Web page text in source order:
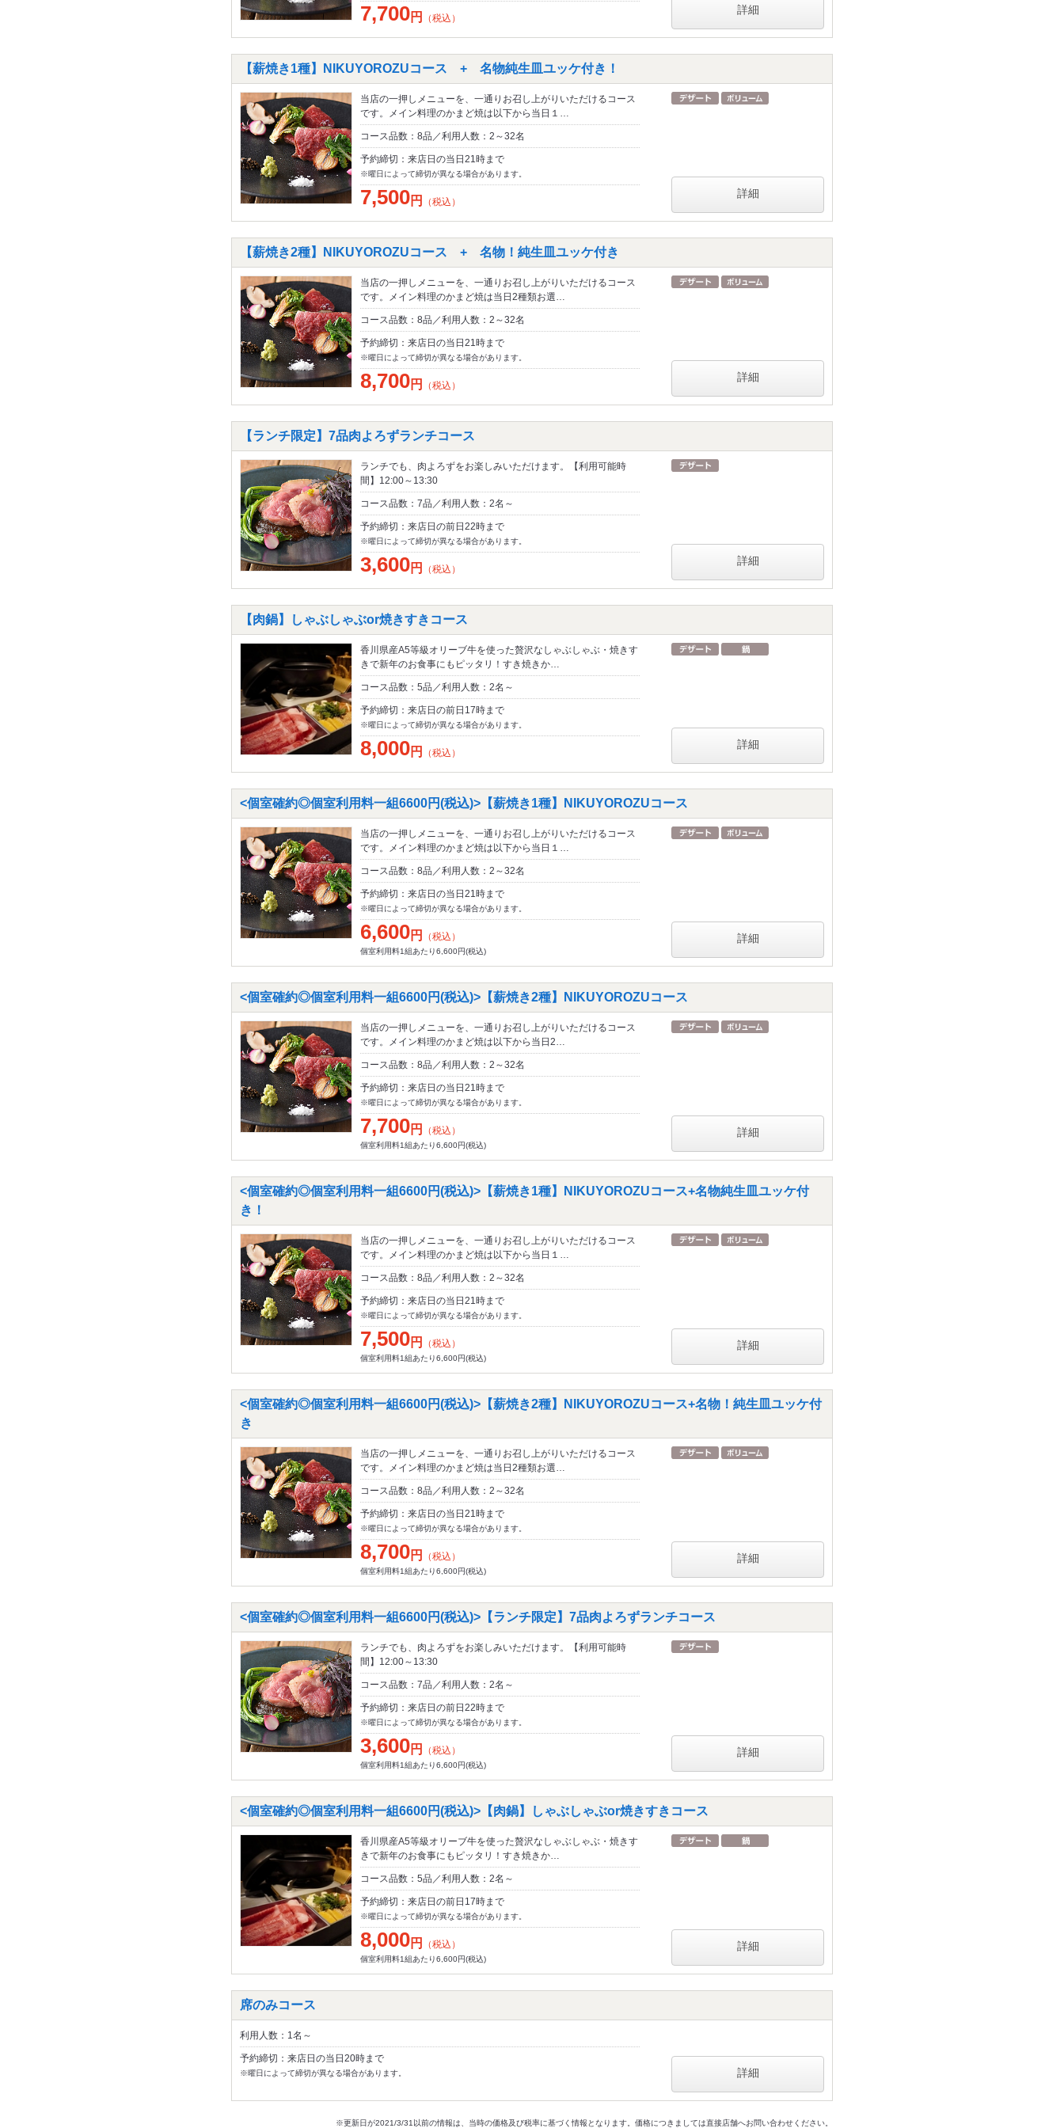
7,700円 （税込）
詳細
【薪焼き1種】NIKUYOROZUコース + 名物純生皿ユッケ付き！
当店の一押しメニューを、一通りお召し上がりいただけるコース
です。メイン料理のかまど焼は以下から当日１…
コース品数：8品／利用人数：2～32名
予約締切：来店日の当日21時まで
※曜日によって締切が異なる場合があります。
7,500円 （税込）
詳細
【薪焼き2種】NIKUYOROZUコース + 名物！純生皿ユッケ付き
当店の一押しメニューを、一通りお召し上がりいただけるコース
です。メイン料理のかまど焼は当日2種類お選…
コース品数：8品／利用人数：2～32名
予約締切：来店日の当日21時まで
※曜日によって締切が異なる場合があります。
8,700円 （税込）
詳細
【ランチ限定】7品肉よろずランチコース
ランチでも、肉よろずをお楽しみいただけます。【利用可能時
間】12:00～13:30
コース品数：7品／利用人数：2名～
予約締切：来店日の前日22時まで
※曜日によって締切が異なる場合があります。
3,600円 （税込）
詳細
【肉鍋】しゃぶしゃぶor焼きすきコース
香川県産A5等級オリーブ牛を使った贅沢なしゃぶしゃぶ・焼きす
きで新年のお食事にもピッタリ！すき焼きか…
コース品数：5品／利用人数：2名～
予約締切：来店日の前日17時まで
※曜日によって締切が異なる場合があります。
8,000円 （税込）
詳細
<個室確約◎個室利用料一組6600円(税込)>【薪焼き1種】NIKUYOROZUコース
当店の一押しメニューを、一通りお召し上がりいただけるコース
です。メイン料理のかまど焼は以下から当日１…
コース品数：8品／利用人数：2～32名
予約締切：来店日の当日21時まで
※曜日によって締切が異なる場合があります。
6,600円 （税込）
個室利用料1組あたり6,600円(税込)
詳細
<個室確約◎個室利用料一組6600円(税込)>【薪焼き2種】NIKUYOROZUコース
当店の一押しメニューを、一通りお召し上がりいただけるコース
です。メイン料理のかまど焼は以下から当日2…
コース品数：8品／利用人数：2～32名
予約締切：来店日の当日21時まで
※曜日によって締切が異なる場合があります。
7,700円 （税込）
個室利用料1組あたり6,600円(税込)
詳細
<個室確約◎個室利用料一組6600円(税込)>【薪焼き1種】NIKUYOROZUコース+名物純生皿ユッケ付
き！
当店の一押しメニューを、一通りお召し上がりいただけるコース
です。メイン料理のかまど焼は以下から当日１…
コース品数：8品／利用人数：2～32名
予約締切：来店日の当日21時まで
※曜日によって締切が異なる場合があります。
7,500円 （税込）
個室利用料1組あたり6,600円(税込)
詳細
<個室確約◎個室利用料一組6600円(税込)>【薪焼き2種】NIKUYOROZUコース+名物！純生皿ユッケ付
き
当店の一押しメニューを、一通りお召し上がりいただけるコース
です。メイン料理のかまど焼は当日2種類お選…
コース品数：8品／利用人数：2～32名
予約締切：来店日の当日21時まで
※曜日によって締切が異なる場合があります。
8,700円 （税込）
個室利用料1組あたり6,600円(税込)
詳細
<個室確約◎個室利用料一組6600円(税込)>【ランチ限定】7品肉よろずランチコース
ランチでも、肉よろずをお楽しみいただけます。【利用可能時
間】12:00～13:30
コース品数：7品／利用人数：2名～
予約締切：来店日の前日22時まで
※曜日によって締切が異なる場合があります。
3,600円 （税込）
個室利用料1組あたり6,600円(税込)
詳細
<個室確約◎個室利用料一組6600円(税込)>【肉鍋】しゃぶしゃぶor焼きすきコース
香川県産A5等級オリーブ牛を使った贅沢なしゃぶしゃぶ・焼きす
きで新年のお食事にもピッタリ！すき焼きか…
コース品数：5品／利用人数：2名～
予約締切：来店日の前日17時まで
※曜日によって締切が異なる場合があります。
8,000円 （税込）
個室利用料1組あたり6,600円(税込)
詳細
席のみコース
利用人数：1名～
予約締切：来店日の当日20時まで
※曜日によって締切が異なる場合があります。 詳細
※更新日が2021/3/31以前の情報は、当時の価格及び税率に基づく情報となります。価格につきましては直接店舗へお問い合わせください。